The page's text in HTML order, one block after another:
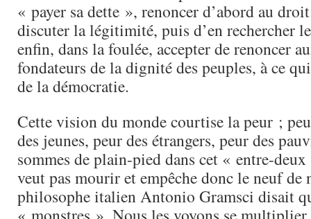
« payer sa dette », renoncer d’abord au
discuter la légitimité, puis d’en rechercher
enfin, dans la foulée, accepter de renoncer
fondateurs de la dignité des peuples, à ce
de la démocratie.
Cette vision du monde courtise la peur ;
des jeunes, peur des étrangers, peur des
sommes de plain-pied dans cet « entre-
veut pas mourir et empêche donc le neuf de
philosophe italien Antonio Gramsci disait